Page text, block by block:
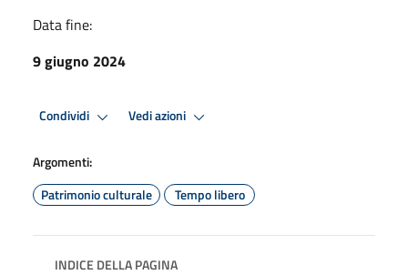
Data fine:
9 giugno 2024
Condividi Vedi azioni
Argomenti:
Patrimonio culturale
Tempo libero
INDICE DELLA PAGINA